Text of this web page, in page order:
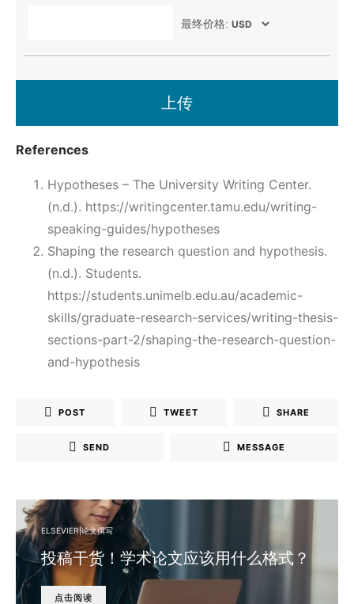
最终价格:
上传
References
Hypotheses – The University Writing Center.
(n.d.). https://writingcenter.tamu.edu/writing-
speaking-guides/hypotheses
Shaping the research question and hypothesis.
(n.d.). Students.
https://students.unimelb.edu.au/academic-
skills/graduate-research-services/writing-thesis-
sections-part-2/shaping-the-research-question-
and-hypothesis
POST TWEET SHARE
SEND MESSAGE
ELSEVIER|论文撰写
投稿干货！学术论文应该用什么格式？
点击阅读